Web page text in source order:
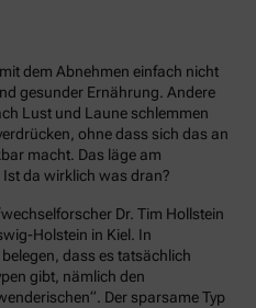
dem Abnehmen einfach nicht
gesunder Ernährung. Andere
Lust und Laune schlemmen
ohne dass sich das an
macht. Das läge am
da wirklich was dran?
Dr. Tim Hollstein
Holstein in Kiel. In
dass es tatsächlich
gibt, nämlich den
Der sparsame Typ